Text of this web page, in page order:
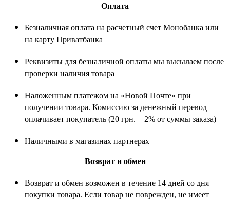
Оплата
Безналичная оплата на расчетный счет Монобанка или
на карту Приватбанка
Реквизиты для безналичной оплаты мы высылаем после
проверки наличия товара
Наложенным платежом на «Новой Почте» при
получении товара. Комиссию за денежный перевод
оплачивает покупатель (20 грн. + 2% от суммы заказа)
Наличными в магазинах партнерах
Возврат и обмен
Возврат и обмен возможен в течение 14 дней со дня
покупки товара. Если товар не поврежден, не имеет